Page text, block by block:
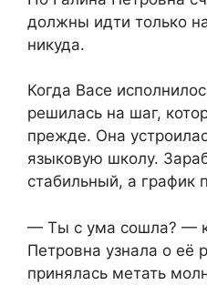
должны идти только
никуда.
Когда Васе
решилась на шаг,
прежде. Она
языковую школу.
стабильный, а график
— Ты с ума сошла? —
Петровна узнала о её
принялась метать